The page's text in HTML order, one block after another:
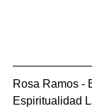
Rosa Ramos -
Espiritualidad